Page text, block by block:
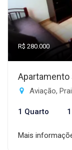
R$ 280.000
Apartamento
Aviação,
1 Quarto
Mais